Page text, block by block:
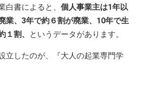
白書によると、個人事業主は1年以
業、3年で約６割が廃業、10年で生
１割、 というデータがあります。
立したのが、『大人の起業専門学